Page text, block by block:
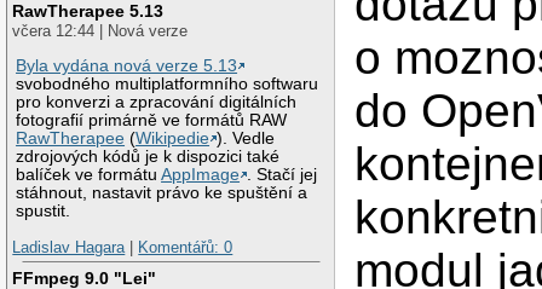
RawTherapee 5.13
včera 12:44 | Nová verze
Byla vydána nová verze 5.13
svobodného multiplatformního softwaru
pro konverzi a zpracování digitálních
fotografií primárně ve formátů RAW
RawTherapee (Wikipedie ). Vedle
zdrojových kódů je k dispozici také
balíček ve formátuAppImage . Stačí jej
stáhnout, nastavit právo ke spuštění a
spustit.
Ladislav Hagara
Komentářů: 0
FFmpeg 9.0 "Lei"
o
do
modul